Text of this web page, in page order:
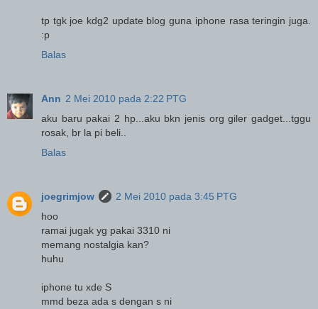
tp tgk joe kdg2 update blog guna iphone rasa teringin juga.
:p
Balas
Ann 2 Mei 2010 pada 2:22 PTG
aku baru pakai 2 hp...aku bkn jenis org giler gadget...tggu
rosak, br la pi beli..
Balas
joegrimjow
2 Mei 2010 pada 3:45 PTG
hoo
ramai jugak yg pakai 3310 ni
memang nostalgia kan?
huhu
iphone tu xde S
mmd beza ada s dengan s ni